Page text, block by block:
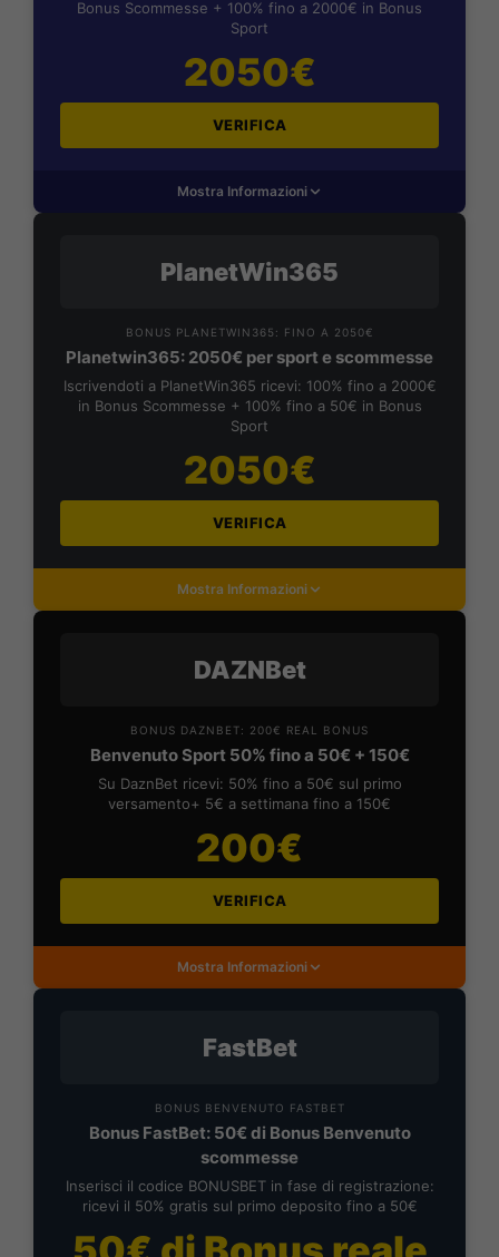
Bonus Scommesse + 100% fino a 2000€ in Bonus
Sport
2050€
VERIFICA
Mostra Informazioni
PlanetWin365
BONUS PLANETWIN365: FINO A 2050€
Planetwin365: 2050€ per sport e scommesse
Iscrivendoti a PlanetWin365 ricevi: 100% fino a 2000€
in Bonus Scommesse + 100% fino a 50€ in Bonus
Sport
2050€
VERIFICA
Mostra Informazioni
DAZNBet
BONUS DAZNBET: 200€ REAL BONUS
Benvenuto Sport 50% fino a 50€ + 150€
Su DaznBet ricevi: 50% fino a 50€ sul primo
versamento+ 5€ a settimana fino a 150€
200€
VERIFICA
Mostra Informazioni
FastBet
BONUS BENVENUTO FASTBET
Bonus FastBet: 50€ di Bonus Benvenuto
scommesse
Inserisci il codice BONUSBET in fase di registrazione:
ricevi il 50% gratis sul primo deposito fino a 50€